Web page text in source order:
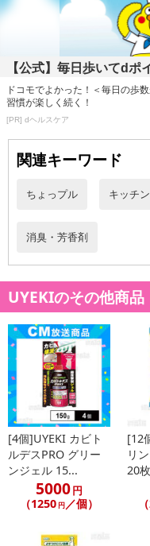
不在票にてご対応ください
※発送予定日は前後する場
日が異なります。
※dショッピングサンプル
だいた後のご感想をいただ
禁じます。
転売等、目的以外での利用
発送日カレンダー
休業日
■その他共通および商品カ
さい）
こちらの
【公式】毎日歩いてdポ
ドコモでよかった！＜毎日の歩
習慣が楽しく続く！
[PR] dヘルスケア
関連キーワード
ちょっプル キッチ
消臭・芳香剤
UYEKIのその他商品
[4個]UYEKI カビト
ルデスPRO グリー
ンジェル 15...
5000円
（1250 円／個）
[12
リ
20